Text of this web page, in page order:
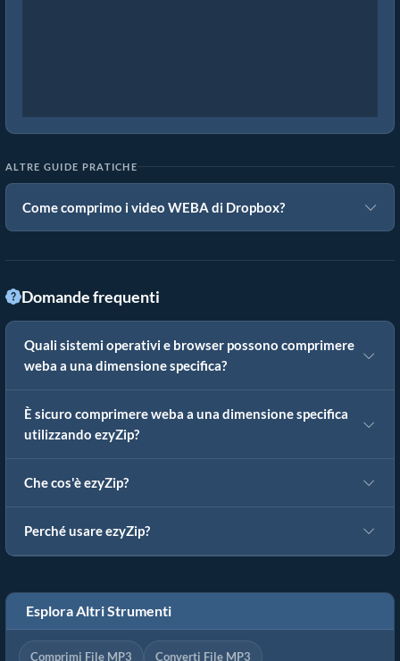
ALTRE GUIDE PRATICHE
Come comprimo i video WEBA di Dropbox?
Domande frequenti
Quali sistemi operativi e browser possono comprimere
weba a una dimensione specifica?
È sicuro comprimere weba a una dimensione specifica
utilizzando ezyZip?
Che cos'è ezyZip?
Perché usare ezyZip?
Esplora Altri Strumenti
Comprimi File MP3 Converti File MP3